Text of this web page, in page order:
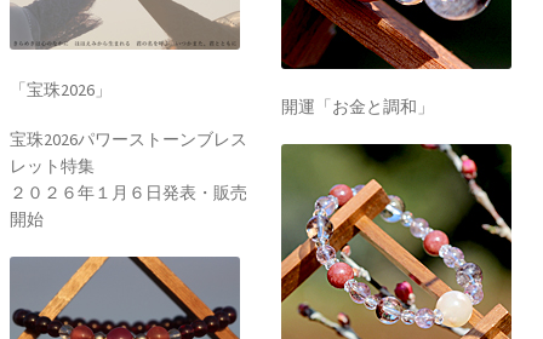
「宝珠2026」
宝珠2026パワーストーンブレス
レット特集
２０２６年１月６日発表・販売
開始
開運「お金と調和」